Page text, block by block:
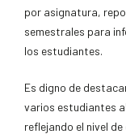
por asignatura,
semestrales para
los estudiantes.
Es digno de
varios estudiantes
reflejando el nivel